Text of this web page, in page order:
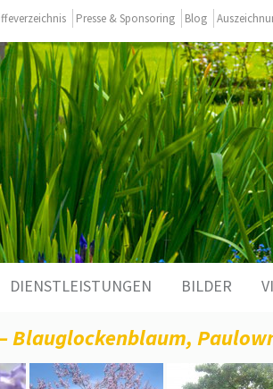
Presse & Sponsoring Blog
DIENSTLEISTUNGEN BILDER
Blauglockenblaum,